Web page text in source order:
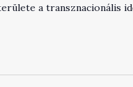
a transznacionális